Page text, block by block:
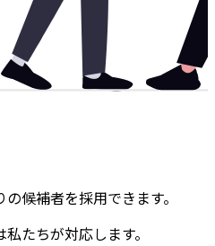
候補者を採用できます。
たちが対応します。